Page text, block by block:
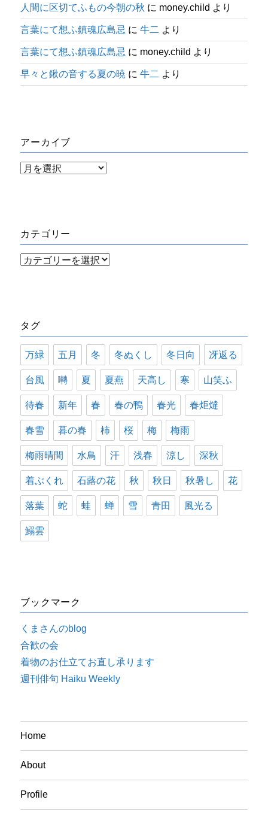
人間に区切てふもの今朝の秋 に money.child より
言葉にて想ふ鎮魂広島忌 に牛二 より
言葉にて想ふ鎮魂広島忌 に money.child より
早々と鍬の音する夏の暁 に牛二 より
アーカイブ
ア
ブ
カテゴリー
カ
ー
タグ
万緑 五月 冬 冬ぬくし 冬日向 冴返る
台風 囀 夏 夏燕 天高し 寒 山笑ふ
待春 新年 春 春の鴨 春光 春炬燵
春雪 暮の春 柿 桜 梅 梅雨
梅雨晴間 水鳥 汗 浅春 涼し 深秋
着ぶくれ 石蕗の花 秋 秋日 秋暑し 花
落葉 蛇 蛙 蝉 雪 青田 風光る
鰯雲
ブックマーク
くまさんのblog
合歓の会
着物のお仕立てお直し承ります
週刊俳句 Haiku Weekly
Home
About
Profile